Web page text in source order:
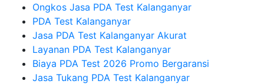
Ongkos Jasa PDA Test Kalanganyar
PDA Test Kalanganyar
Jasa PDA Test Kalanganyar Akurat
Layanan PDA Test Kalanganyar
Biaya PDA Test 2026 Promo Bergaransi
Jasa Tukang PDA Test Kalanganyar